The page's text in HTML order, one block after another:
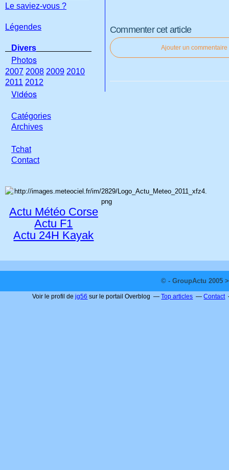
Commenter cet article
Ajouter un commentaire
Le saviez-vous ?
Légendes
Divers
Photos
2007 2008 2009 2010
2011 2012
Vidéos
Catégories
Archives
Tchat
Contact
Actu Météo Corse
Actu F1
Actu 24H Kayak
© - GroupActu 2005
Voir le profil dejg56 sur le portail Overblog Top articles Contact